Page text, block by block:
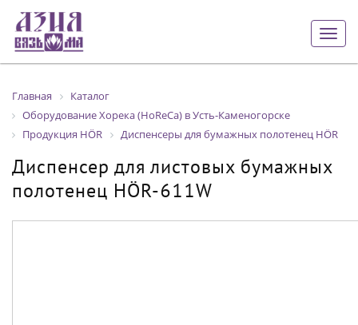
Главная
Каталог
Оборудование Хорека (HoReCa) в Усть-Каменогорске
Продукция HÖR
Диспенсеры для бумажных полотенец HÖR
Диспенсер для листовых бумажных
полотенец HÖR-611W